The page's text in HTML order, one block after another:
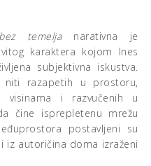
temeljanarativna je
karaktera kojom Ines
subjektivna iskustva.
niti razapetih u prostoru,
visinama i razvučenih u
čine isprepletenu mrežu
postavljeni su
iz autoričina doma izraženi